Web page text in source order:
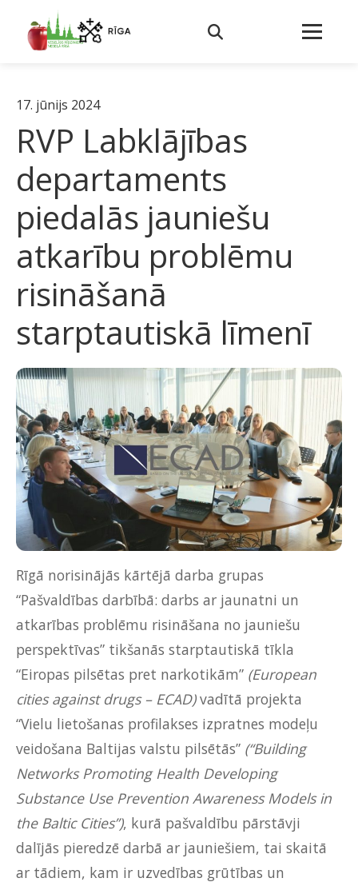
17. jūnijs 2024
RVP Labklājības
departaments
piedalās jauniešu
atkarību problēmu
risināšanā
starptautiskā līmenī
Rīgā norisinājās kārtējā darba grupas
“Pašvaldības darbībā: darbs ar jaunatni un
atkarības problēmu risināšana no jauniešu
perspektīvas” tikšanās starptautiskā tīkla
“Eiropas pilsētas pret narkotikām” (European
cities against drugs – ECAD) vadītā projekta
“Vielu lietošanas profilakses izpratnes modeļu
veidošana Baltijas valstu pilsētās” (“Building
Networks Promoting Health Developing
Substance Use Prevention Awareness Models in
the Baltic Cities”), kurā pašvaldību pārstāvji
dalījās pieredzē darbā ar jauniešiem, tai skaitā
ar tādiem, kam ir uzvedības grūtības un